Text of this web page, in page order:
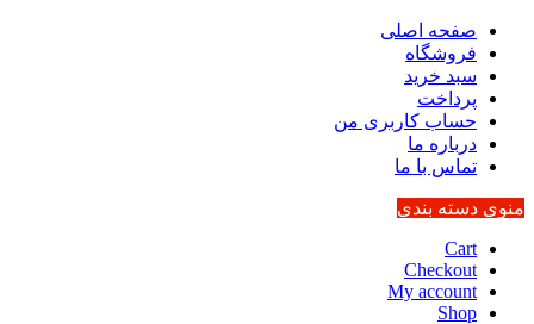
صفحه اصلی
فروشگاه
سبد خرید
پرداخت
حساب کاربری من
درباره ما
تماس با ما
منوی دسته بندی
Cart
Checkout
My account
Shop